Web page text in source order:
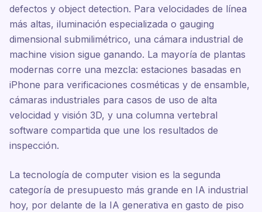
defectos y object detection. Para velocidades de línea
más altas, iluminación especializada o gauging
dimensional submilimétrico, una cámara industrial de
machine vision sigue ganando. La mayoría de plantas
modernas corre una mezcla: estaciones basadas en
iPhone para verificaciones cosméticas y de ensamble,
cámaras industriales para casos de uso de alta
velocidad y visión 3D, y una columna vertebral
software compartida que une los resultados de
inspección.
La tecnología de computer vision es la segunda
categoría de presupuesto más grande en IA industrial
hoy, por delante de la IA generativa en gasto de piso